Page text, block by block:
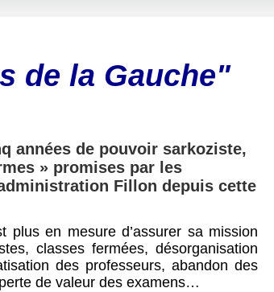
de la Gauche"
années de pouvoir sarkoziste,
» promises par les
Fillon depuis cette
plus en mesure d’assurer sa mission
classes fermées, désorganisation
des professeurs, abandon des
de valeur des examens…